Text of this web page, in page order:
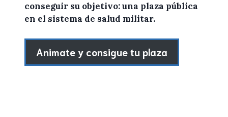
conseguir su objetivo: una plaza pública
en el sistema de salud militar.
Animate y consigue tu plaza